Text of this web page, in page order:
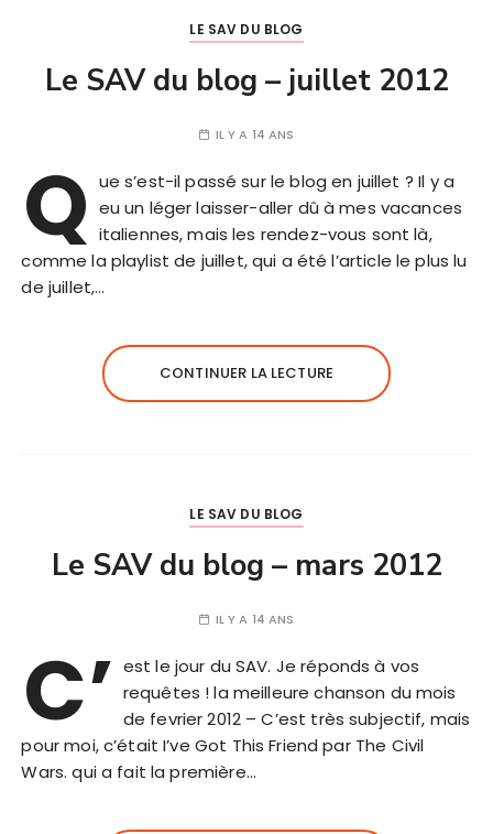
LE SAV DU BLOG
Le SAV du blog – juillet 2012
IL Y A 14 ANS
Q ue s’est-il passé sur le blog en juillet ? Il y a
eu un léger laisser-aller dû à mes vacances
italiennes, mais les rendez-vous sont là,
comme la playlist de juillet, qui a été l’article le plus lu
de juillet,…
CONTINUER LA LECTURE
LE SAV DU BLOG
Le SAV du blog – mars 2012
IL Y A 14 ANS
C’ est le jour du SAV. Je réponds à vos
requêtes ! la meilleure chanson du mois
de fevrier 2012 – C’est très subjectif, mais
pour moi, c’était I’ve Got This Friend par The Civil
Wars. qui a fait la première…